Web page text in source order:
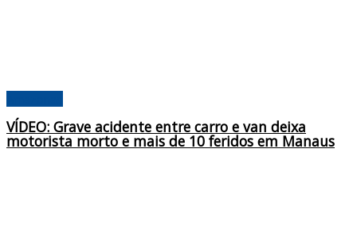
VÍDEO: Grave acidente entre carro e van deixa
motorista morto e mais de 10 feridos em Manaus